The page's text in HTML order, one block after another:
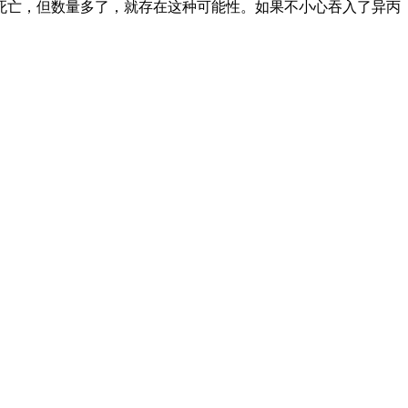
，但数量多了，就存在这种可能性。如果不小心吞入了异丙